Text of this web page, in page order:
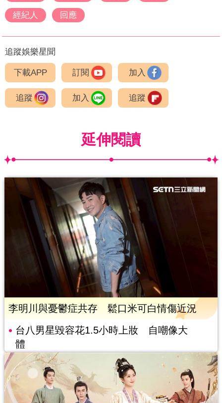
經紀人 回應
追蹤娛樂星聞
下載APP 訂閱 加入
追蹤 加入 追蹤
延伸閱讀
李明川與憂鬱症共存 鬆口米可白情傷近況
台八男星毀容花1.5小時上妝 自嘲像大
體